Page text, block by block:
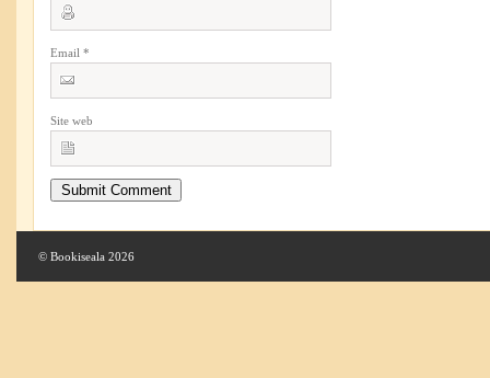
Email *
Site web
© Bookiseala 2026